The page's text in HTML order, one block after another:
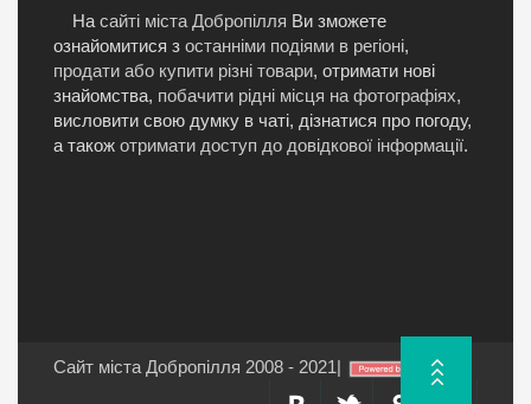
На сайті міста Добропілля Ви зможете
ознайомитися з останніми подіями в регіоні,
продати або купити різні товари, отримати нові
знайомства, побачити рідні місця на фотографіях,
висловити свою думку в чаті, дізнатися про погоду,
а також отримати доступ до довідкової інформації.
Сайт міста Добропілля 2008 - 2021|